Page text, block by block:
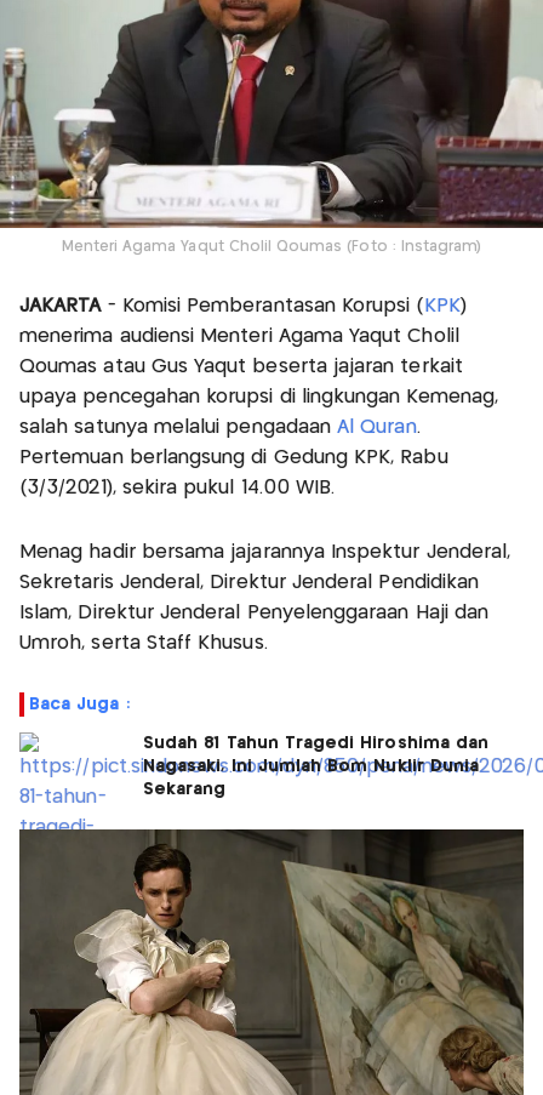
Menteri Agama Yaqut Cholil Qoumas (Foto : Instagram)
JAKARTA - Komisi Pemberantasan Korupsi ( KPK)
menerima audiensi Menteri Agama Yaqut Cholil
Qoumas atau Gus Yaqut beserta jajaran terkait
upaya pencegahan korupsi di lingkungan Kemenag,
salah satunya melalui pengadaanAl Quran.
Pertemuan berlangsung di Gedung KPK, Rabu
(3/3/2021), sekira pukul 14.00 WIB.
Menag hadir bersama jajarannya Inspektur Jenderal,
Sekretaris Jenderal, Direktur Jenderal Pendidikan
Islam, Direktur Jenderal Penyelenggaraan Haji dan
Umroh, serta Staff Khusus.
Baca Juga :
Sudah 81 Tahun Tragedi Hiroshima dan
Nagasaki, Ini Jumlah Bom Nuklir Dunia
Sekarang